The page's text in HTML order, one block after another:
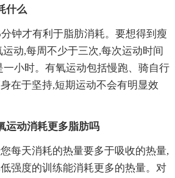
什么
钟才有利于脂肪消耗。要想得到瘦
动,每周不少于三次,每次运动时间
一小时。有氧运动包括慢跑、骑自行
在于坚持,短期运动不会有明显效
运动消耗更多脂肪吗
每天消耗的热量要多于吸收的热量,
强度的训练能消耗更多的热量。对